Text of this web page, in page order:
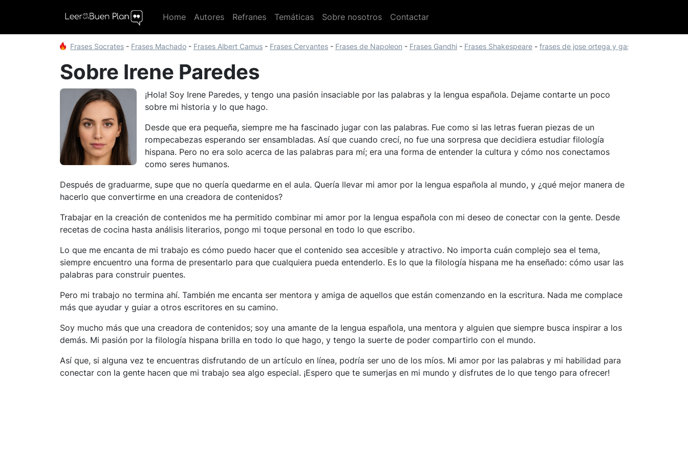
Home Autores Refranes Temáticas Sobre nosotros Contactar
Frases Socrates - Frases Machado - Frases Albert Camus - Frases Cervantes - Frases de Napoleon - Frases Gandhi - Frases Shakespeare - frases de jose ortega y gasset
Sobre Irene Paredes
¡Hola! Soy Irene Paredes, y tengo una pasión insaciable por las palabras y la lengua española. Dejame contarte un poco
sobre mi historia y lo que hago.
Desde que era pequeña, siempre me ha fascinado jugar con las palabras. Fue como si las letras fueran piezas de un
rompecabezas esperando ser ensambladas. Así que cuando crecí, no fue una sorpresa que decidiera estudiar filología
hispana. Pero no era solo acerca de las palabras para mí; era una forma de entender la cultura y cómo nos conectamos
como seres humanos.
Después de graduarme, supe que no quería quedarme en el aula. Quería llevar mi amor por la lengua española al mundo, y ¿qué mejor manera de
hacerlo que convertirme en una creadora de contenidos?
Trabajar en la creación de contenidos me ha permitido combinar mi amor por la lengua española con mi deseo de conectar con la gente. Desde
recetas de cocina hasta análisis literarios, pongo mi toque personal en todo lo que escribo.
Lo que me encanta de mi trabajo es cómo puedo hacer que el contenido sea accesible y atractivo. No importa cuán complejo sea el tema,
siempre encuentro una forma de presentarlo para que cualquiera pueda entenderlo. Es lo que la filología hispana me ha enseñado: cómo usar las
palabras para construir puentes.
Pero mi trabajo no termina ahí. También me encanta ser mentora y amiga de aquellos que están comenzando en la escritura. Nada me complace
más que ayudar y guiar a otros escritores en su camino.
Soy mucho más que una creadora de contenidos; soy una amante de la lengua española, una mentora y alguien que siempre busca inspirar a los
demás. Mi pasión por la filología hispana brilla en todo lo que hago, y tengo la suerte de poder compartirlo con el mundo.
Así que, si alguna vez te encuentras disfrutando de un artículo en línea, podría ser uno de los míos. Mi amor por las palabras y mi habilidad para
conectar con la gente hacen que mi trabajo sea algo especial. ¡Espero que te sumerjas en mi mundo y disfrutes de lo que tengo para ofrecer!